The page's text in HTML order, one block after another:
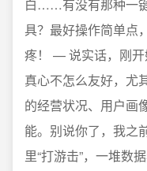
白……有没有那种一
具？最好操作简单点
疼！ — 说实话，刚
真心不怎么友好，尤
的经营状况、用户画
能。别说你了，我之
里“打游击”，一堆数